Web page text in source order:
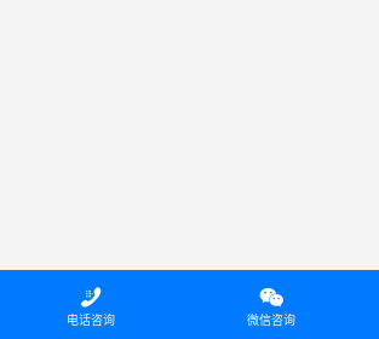

电话咨询

微信咨询